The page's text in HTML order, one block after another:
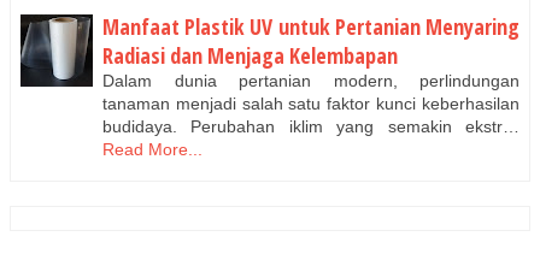
Manfaat Plastik UV untuk Pertanian Menyaring
Radiasi dan Menjaga Kelembapan
Dalam dunia pertanian modern, perlindungan
tanaman menjadi salah satu faktor kunci keberhasilan
budidaya. Perubahan iklim yang semakin ekstr…
Read More...